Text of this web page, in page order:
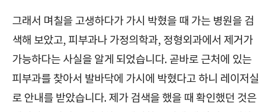
그래서 며칠을 고생하다가 가시 박혔을 때 가는 병원을 검
색해 보았고, 피부과나 가정의학과, 정형외과에서 제거가
가능하다는 사실을 알게 되었습니다. 곧바로 근처에 있는
피부과를 찾아서 발바닥에 가시에 박혔다고 하니 레이저실
로 안내를 받았습니다. 제가 검색을 했을 때 확인했던 것은